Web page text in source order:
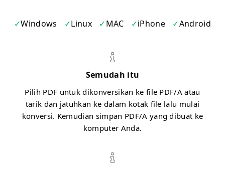
Windows Linux MAC iPhone Android
Semudah itu
Pilih PDF untuk dikonversikan ke file PDF/A atau
tarik dan jatuhkan ke dalam kotak file lalu mulai
konversi. Kemudian simpan PDF/A yang dibuat ke
komputer Anda.